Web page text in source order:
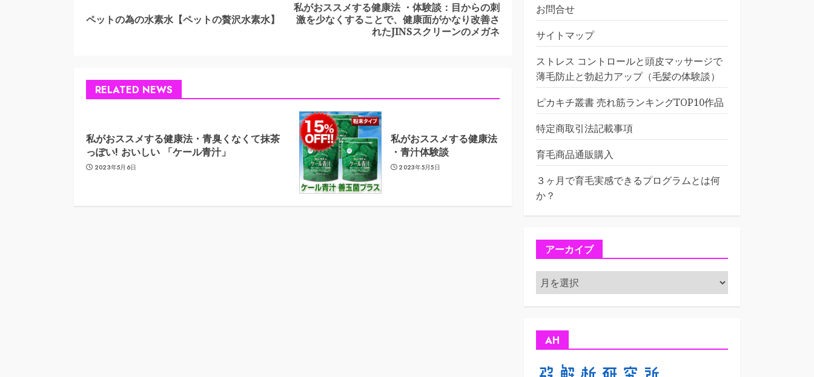
Previous
ペットの為の水素水【ペットの贅沢水素水】
Next
私がおススメする健康法 ・体験談：目からの刺
激を少なくすることで、健康面がかなり改善さ
れたJINSスクリーンのメガネ
RELATED NEWS
私がおススメする健康法・青臭くなくて抹茶
っぽい! おいしい 「ケール青汁」
2023年5月6日
私がおススメする健康法
・青汁体験談
2023年5月5日
お問合せ
サイトマップ
ストレス コントロールと頭皮マッサージで
薄毛防止と勃起力アップ（毛髪の体験談）
ピカキチ叢書 売れ筋ランキングTOP10作品
特定商取引法記載事項
育毛商品通販購入
３ヶ月で育毛実感できるプログラムとは何
か？
アーカイブ
ア
ー
カ
AH